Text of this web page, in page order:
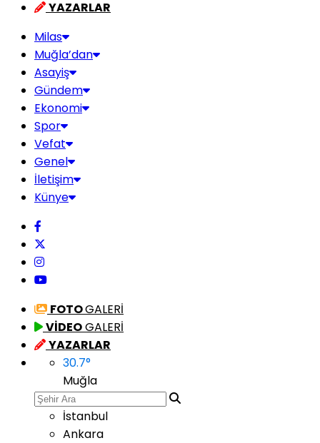
YAZARLAR
Milas
Muğla’dan
Asayiş
Gündem
Ekonomi
Spor
Vefat
Genel
İletişim
Künye
FOTOGALERİ
VİDEOGALERİ
YAZARLAR
30.7°
Muğla
İstanbul
Ankara